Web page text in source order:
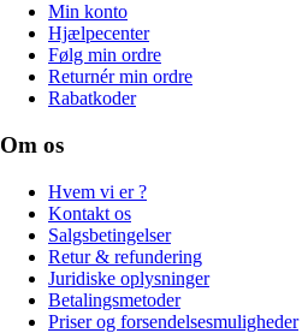
Min konto
Hjælpecenter
Følg min ordre
Returnér min ordre
Rabatkoder
Om os
Hvem vi er ?
Kontakt os
Salgsbetingelser
Retur & refundering
Juridiske oplysninger
Betalingsmetoder
Priser og forsendelsesmuligheder